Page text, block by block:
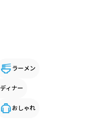
ラーメン
ディナー
おしゃれ